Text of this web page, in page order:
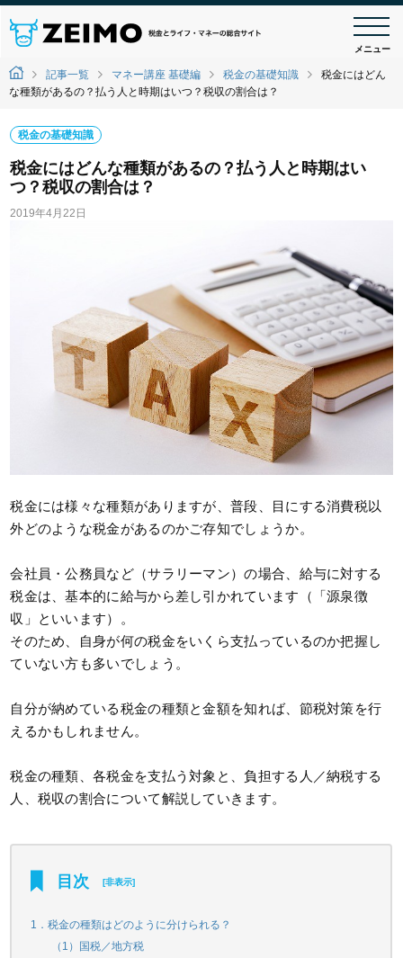
メニュー
記事一覧 マネー講座 基礎編 税金の基礎知識
税金にはどん
な種類があるの？払う人と時期はいつ？税収の割合は？
税金の基礎知識
税金にはどんな種類があるの？払う人と時期はい
つ？税収の割合は？
2019年4月22日
税金には様々な種類がありますが、普段、目にする消費税以
外どのような税金があるのかご存知でしょうか。
会社員・公務員など（サラリーマン）の場合、給与に対する
税金は、基本的に給与から差し引かれています（「源泉徴
収」といいます）。
そのため、自身が何の税金をいくら支払っているのか把握し
ていない方も多いでしょう。
自分が納めている税金の種類と金額を知れば、節税対策を行
えるかもしれません。
税金の種類、各税金を支払う対象と、負担する人／納税する
人、税収の割合について解説していきます。
目次 [非表示]
1．税金の種類はどのように分けられる？
（1）国税／地方税